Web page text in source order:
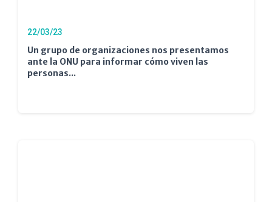
22/03/23
Un grupo de organizaciones nos presentamos
ante la ONU para informar cómo viven las
personas...